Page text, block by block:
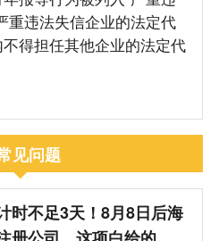
重违法失信企业的法定代
得担任其他企业的法定代
见问题
时不足3天！8月8日后海